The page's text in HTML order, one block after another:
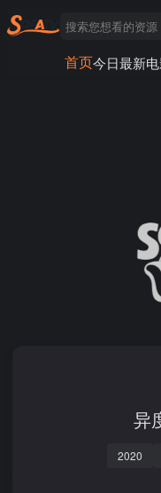
首页今日最新
异
2020